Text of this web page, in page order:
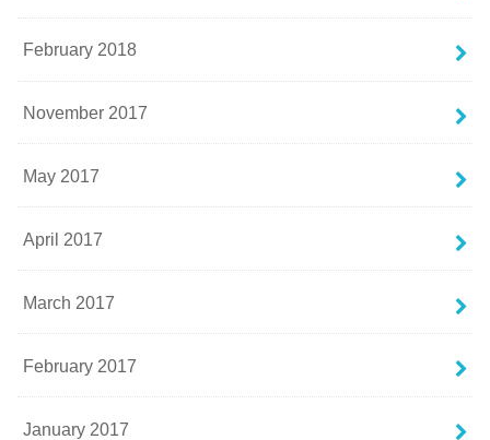
February 2018
November 2017
May 2017
April 2017
March 2017
February 2017
January 2017